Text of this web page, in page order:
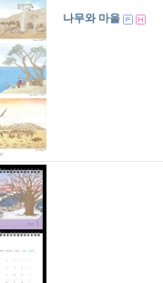
나무와 마을